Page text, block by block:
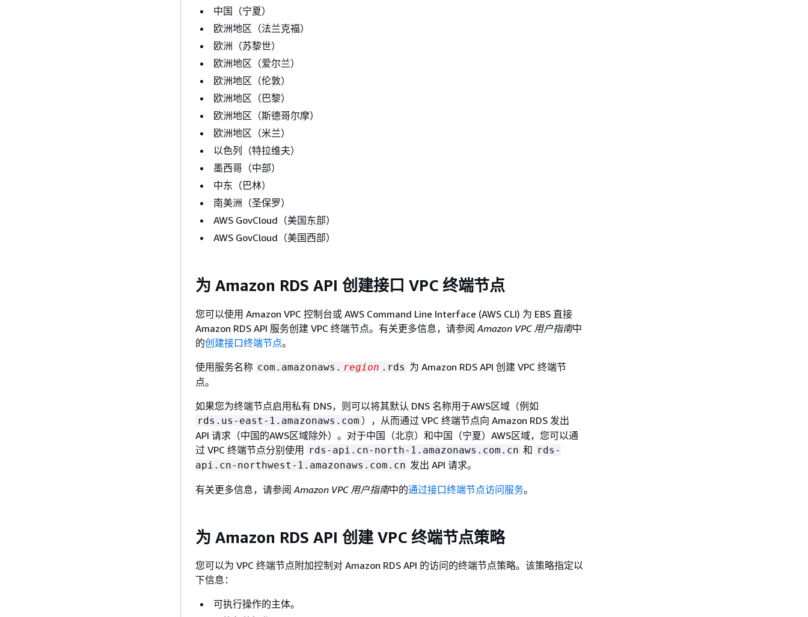
中国（宁夏）
欧洲地区（法兰克福）
欧洲（苏黎世）
欧洲地区（爱尔兰）
欧洲地区（伦敦）
欧洲地区（巴黎）
欧洲地区（斯德哥尔摩）
欧洲地区（米兰）
以色列（特拉维夫）
墨西哥（中部）
中东（巴林）
南美洲（圣保罗）
AWS GovCloud（美国东部）
AWS GovCloud（美国西部）
为 Amazon RDS API 创建接口 VPC 终端节点
您可以使用 Amazon VPC 控制台或 AWS Command Line Interface (AWS CLI) 为 EBS 直接
Amazon RDS API 服务创建 VPC 终端节点。有关更多信息，请参阅 Amazon VPC 用户指南中
的创建接口终端节点。
使用服务名称 com.amazonaws. region .rds 为 Amazon RDS API 创建 VPC 终端节
点。
如果您为终端节点启用私有 DNS，则可以将其默认 DNS 名称用于AWS区域（例如
rds.us-east-1.amazonaws.com ），从而通过 VPC 终端节点向 Amazon RDS 发出
API 请求（中国的AWS区域除外）。对于中国（北京）和中国（宁夏）AWS区域，您可以通
过 VPC 终端节点分别使用 rds-api.cn-north-1.amazonaws.com.cn 和 rds-
api.cn-northwest-1.amazonaws.com.cn 发出 API 请求。
有关更多信息，请参阅 Amazon VPC 用户指南中的通过接口终端节点访问服务。
为 Amazon RDS API 创建 VPC 终端节点策略
您可以为 VPC 终端节点附加控制对 Amazon RDS API 的访问的终端节点策略。该策略指定以
下信息：
可执行操作的主体。